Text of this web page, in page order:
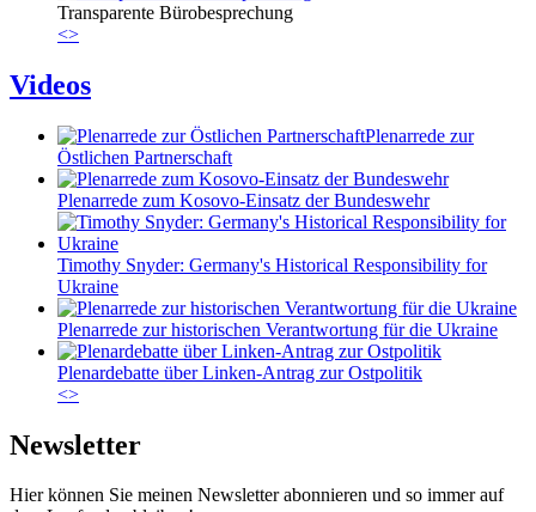
Transparente Bürobesprechung
<>
Videos
Plenarrede zur
Östlichen Partnerschaft
Plenarrede zum Kosovo-Einsatz der Bundeswehr
Timothy Snyder: Germany's Historical Responsibility for
Ukraine
Plenarrede zur historischen Verantwortung für die Ukraine
Plenardebatte über Linken-Antrag zur Ostpolitik
<>
Newsletter
Hier können Sie meinen Newsletter abonnieren und so immer auf